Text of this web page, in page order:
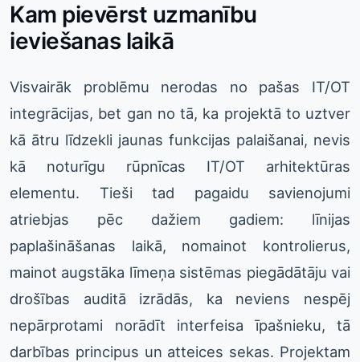
Kam pievērst uzmanību
ieviešanas laikā
Visvairāk problēmu nerodas no pašas IT/OT
integrācijas, bet gan no tā, ka projektā to uztver
kā ātru līdzekli jaunas funkcijas palaišanai, nevis
kā noturīgu rūpnīcas IT/OT arhitektūras
elementu. Tieši tad pagaidu savienojumi
atriebjas pēc dažiem gadiem: līnijas
paplašināšanas laikā, nomainot kontrolierus,
mainot augstāka līmeņa sistēmas piegādātāju vai
drošības auditā izrādās, ka neviens nespēj
nepārprotami norādīt interfeisa īpašnieku, tā
darbības principus un atteices sekas. Projektam